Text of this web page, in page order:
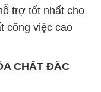
Bình Trị
TP. Hồ Chí